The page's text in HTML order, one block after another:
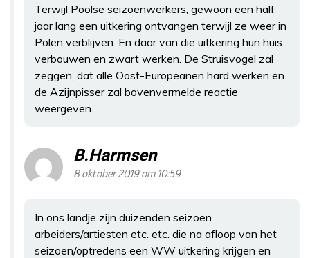
Terwijl Poolse seizoenwerkers, gewoon een half
jaar lang een uitkering ontvangen terwijl ze weer in
Polen verblijven. En daar van die uitkering hun huis
verbouwen en zwart werken. De Struisvogel zal
zeggen, dat alle Oost-Europeanen hard werken en
de Azijnpisser zal bovenvermelde reactie
weergeven.
B.Harmsen
8 oktober 2019 om 10:59
In ons landje zijn duizenden seizoen
arbeiders/artiesten etc. etc. die na afloop van het
seizoen/optredens een WW uitkering krijgen en